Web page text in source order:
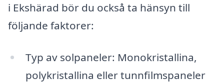
i Ekshärad bör du också ta hänsyn till
följande faktorer:
Typ av solpaneler: Monokristallina,
polykristallina eller tunnfilmspaneler